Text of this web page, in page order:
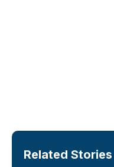
Related Stories